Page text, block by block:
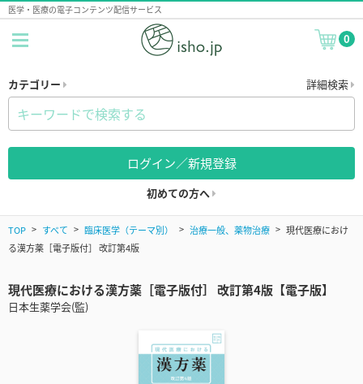
医学・医療の電子コンテンツ配信サービス
0
カテゴリー 詳細検索
ログイン／新規登録
初めての方へ
TOP すべて 臨床医学（テーマ別） 治療一般、薬物治療
現代医療におけ
る漢方薬［電子版付］ 改訂第4版
現代医療における漢方薬［電子版付］ 改訂第4版【電子版】
日本生薬学会(監)